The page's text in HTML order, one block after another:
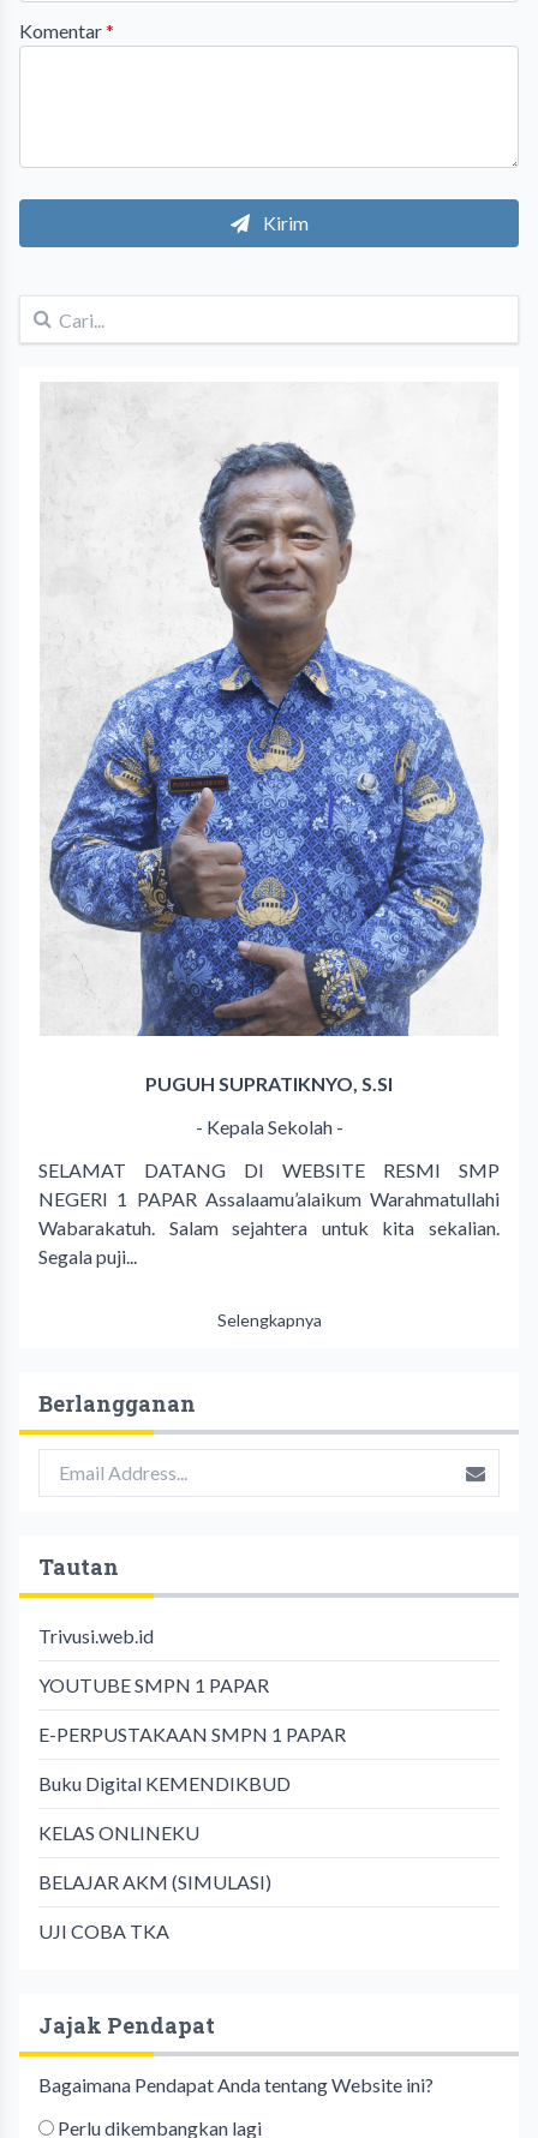
Komentar*
Kirim
PUGUH SUPRATIKNYO, S.SI
- Kepala Sekolah -
SELAMAT DATANG DI WEBSITE RESMI SMP
NEGERI 1 PAPAR Assalaamu’alaikum Warahmatullahi
Wabarakatuh. Salam sejahtera untuk kita sekalian.
Segala puji...
Selengkapnya
Berlangganan
Tautan
Trivusi.web.id
YOUTUBE SMPN 1 PAPAR
E-PERPUSTAKAAN SMPN 1 PAPAR
Buku Digital KEMENDIKBUD
KELAS ONLINEKU
BELAJAR AKM (SIMULASI)
UJI COBA TKA
Jajak Pendapat
Bagaimana Pendapat Anda tentang Website ini?
Perlu dikembangkan lagi